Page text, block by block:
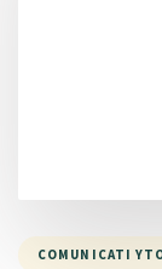
COMUNICATI